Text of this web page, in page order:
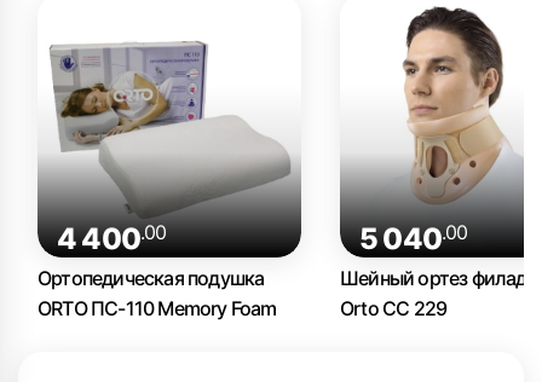
4 400.00
Ортопедическая подушка
ORTO ПС-110 Memory Foam
5 040.00
Шейный ортез
Orto СС 229